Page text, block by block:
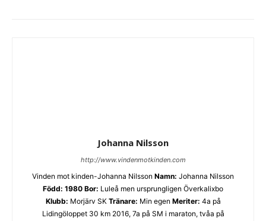
Johanna Nilsson
http://www.vindenmotkinden.com
Vinden mot kinden-Johanna Nilsson Namn: Johanna Nilsson
Född: 1980 Bor: Luleå men ursprungligen Överkalixbo
Klubb: Morjärv SK Tränare: Min egen Meriter: 4a på
Lidingöloppet 30 km 2016, 7a på SM i maraton, tvåa på